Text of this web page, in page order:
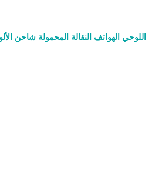
اللوحي الهواتف النقالة المحمولة شاحن